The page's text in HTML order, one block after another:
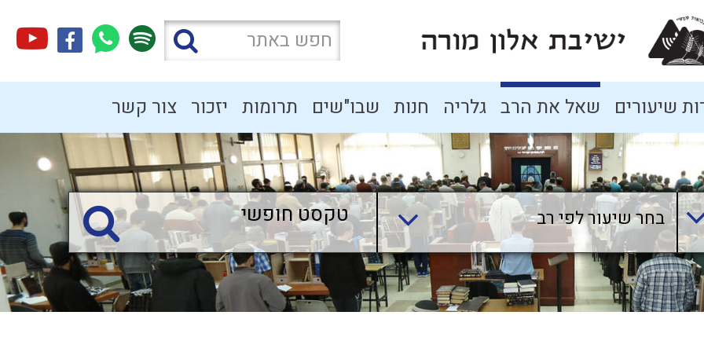
שיעורים שאל את הרב גלריה חנות שבו"שים תרומות יזכור צור קשר
בחר שיעור לפי רב